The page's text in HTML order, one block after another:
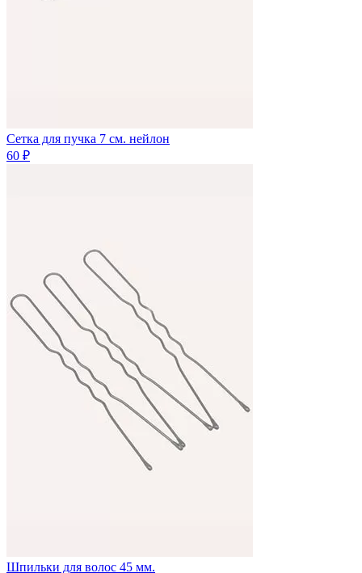
Сетка для пучка 7 см. нейлон
60 ₽
Шпильки для волос 45 мм.